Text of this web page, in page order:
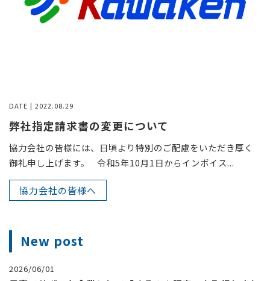
DATE | 2022.08.29
弊社指定請求書の変更について
協力会社の皆様には、日頃より特別のご配慮をいただき厚く
御礼申し上げます。 令和5年10月1日からインボイス...
協力会社の皆様へ
New post
2026/06/01